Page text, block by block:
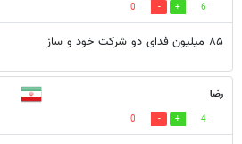
6
0
۸۵ میلیون فدای دو شرکت خود و ساز
رضا
4
0